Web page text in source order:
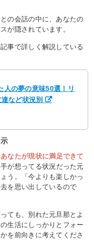
の会話の中に、あなたの
が隠されています。
事で詳しく解説している
人の夢の意味50選！リ
など状況別
あなたが現状に満足できて
が想ってる状況だった元
う。「今よりも楽しかっ
を思い出しているので
ても、別れた元旦那とよ
生活にしっかりとフォー
を前向きに考えてくださ